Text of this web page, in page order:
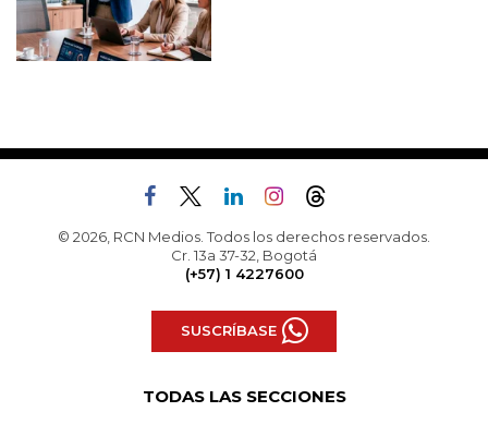
© 2026, RCN Medios. Todos los derechos reservados.
Cr. 13a 37-32, Bogotá
(+57) 1 4227600
SUSCRÍBASE
TODAS LAS SECCIONES